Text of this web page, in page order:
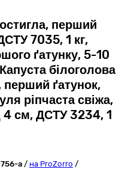
перший
7035, 1 кг,
ґатунку, 5-10
білоголова
перший ґатунок,
ріпчаста свіжа,
4 см, ДСТУ 3234, 1
a / на ProZorro /